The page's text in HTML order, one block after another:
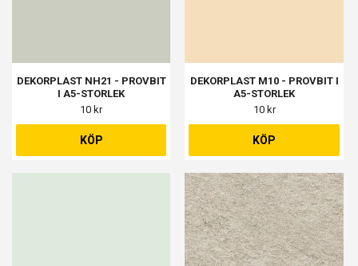
DEKORPLAST NH21 - PROVBIT
I A5-STORLEK
10 kr
KÖP
DEKORPLAST M10 - PROVBIT I
A5-STORLEK
10 kr
KÖP